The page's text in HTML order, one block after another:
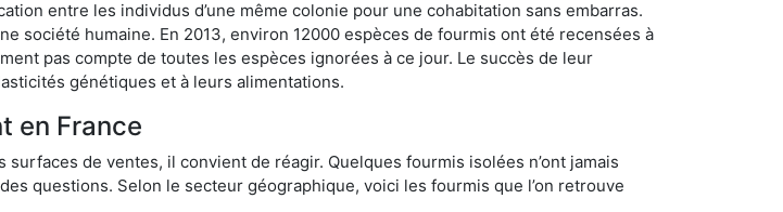
entre les individus d’une même colonie pour une cohabitation sans embarras.
société humaine. En 2013, environ 12000 espèces de fourmis ont été recensées à
pas compte de toutes les espèces ignorées à ce jour. Le succès de leur
génétiques et à leurs alimentations.
en France
de ventes, il convient de réagir. Quelques fourmis isolées n’ont jamais
questions. Selon le secteur géographique, voici les fourmis que l’on retrouve